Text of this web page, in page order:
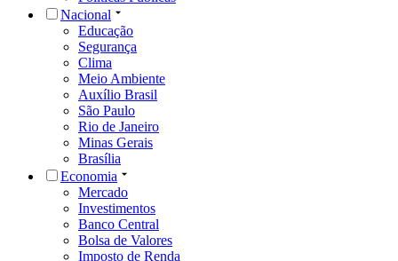
Nacional
Educação
Segurança
Clima
Meio Ambiente
Auxílio Brasil
São Paulo
Rio de Janeiro
Minas Gerais
Brasília
Economia
Mercado
Investimentos
Banco Central
Bolsa de Valores
Imposto de Renda